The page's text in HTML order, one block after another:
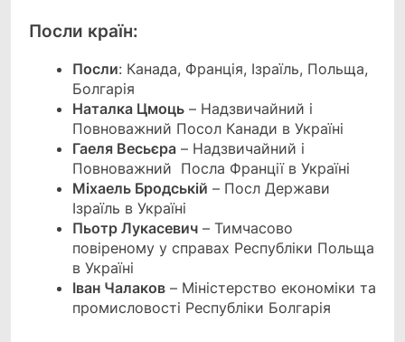
Посли країн:
Посли: Канада, Франція, Ізраїль, Польща,
Болгарія
Наталка Цмоць – Надзвичайний і
Повноважний Посол Канади в Україні
Гаеля Весьєра – Надзвичайний і
Повноважний Посла Франції в Україні
Міхаель Бродській – Посл Держави
Ізраїль в Україні
Пьотр Лукасевич – Тимчасово
повіреному у справах Республіки Польща
в Україні
Іван Чалаков – Міністерство економіки та
промисловості Республіки Болгарія